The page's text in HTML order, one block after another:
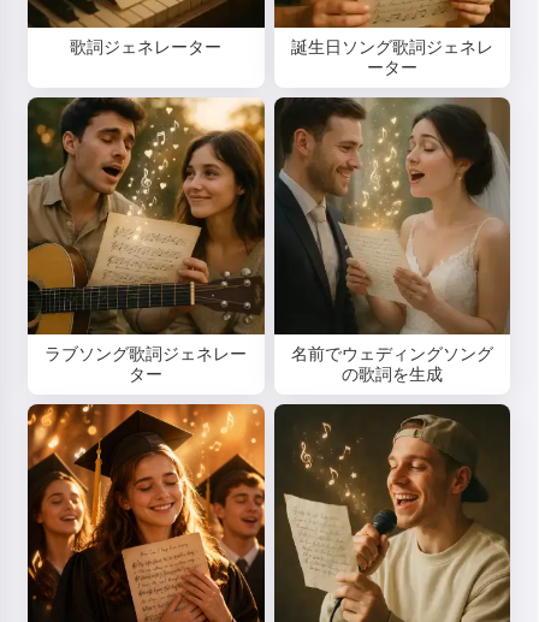
歌詞ジェネレーター
誕生日ソング歌詞ジェネレ
ーター
ラブソング歌詞ジェネレー
ター
名前でウェディングソング
の歌詞を生成